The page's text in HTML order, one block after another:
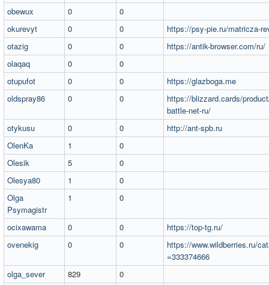
obewux 0
0
okurevyt
0 0
https://psy-pie.ru/matricza-
otazig
0 0
https://antik-browser.com/ru/
olaqaq
0
0
otupufot
0 0
https://glazboga.me
oldspray86
0 0
https://blizzard.cards/
battle-net-ru/
otykusu
0 0
http://ant-spb.ru
OlenKa
1
0
Olesik
5
0
Olesya80
1
0
Olga
Psymagistr
1 0
ocixawama 0 0
https://top-tg.ru/
ovenekig
0 0
https://www.wildberries.ru/
=333374666
olga_sever
829
0